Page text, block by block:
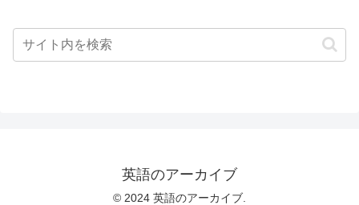
英語のアーカイブ
© 2024 英語のアーカイブ.